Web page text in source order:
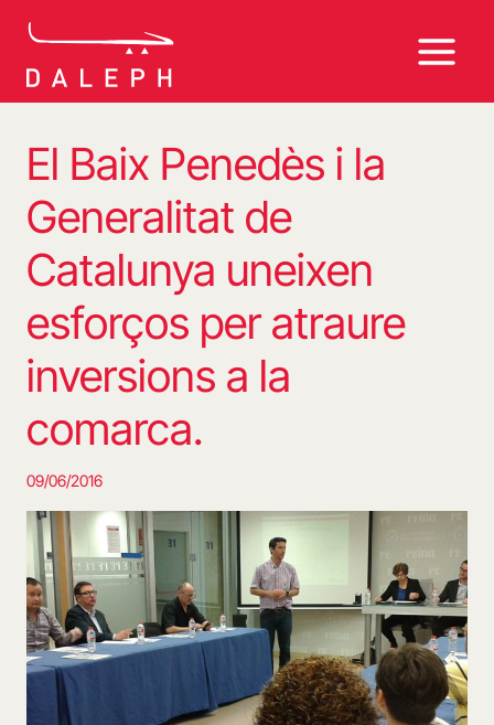
El Baix Penedès i la
Generalitat de
Catalunya uneixen
esforços per atraure
inversions a la
comarca.
09/06/2016